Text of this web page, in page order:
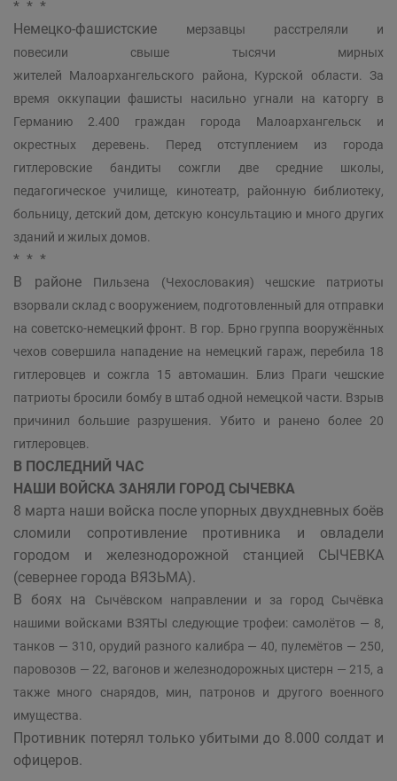
* * *
Немецко-фашистские
мерзавцы расстреляли и
повесили свыше тысячи мирных
жителей Малоархангельского района, Курской области. За
время оккупации фашисты насильно угнали на каторгу в
Германию 2.400 граждан города Малоархангельск и
окрестных деревень. Перед отступлением из города
гитлеровские бандиты сожгли две средние школы,
педагогическое училище, кинотеатр, районную библиотеку,
больницу, детский дом, детскую консультацию и много других
зданий и жилых домов.
* * *
В районе
Пильзена (Чехословакия) чешские патриоты
взорвали склад с вооружением, подготовленный для отправки
на советско-немецкий фронт. В гор. Брно группа вооружённых
чехов совершила нападение на немецкий гараж, перебила 18
гитлеровцев и сожгла 15 автомашин. Близ Праги чешские
патриоты бросили бомбу в штаб одной немецкой части. Взрыв
причинил большие разрушения. Убито и ранено более 20
гитлеровцев.
В ПОСЛЕДНИЙ ЧАС
НАШИ ВОЙСКА ЗАНЯЛИ ГОРОД СЫЧЕВКА
8 марта наши войска после упорных двухдневных боёв
сломили сопротивление противника и овладели
городом и железнодорожной станцией СЫЧЕВКА
(севернее города ВЯЗЬМА).
В боях на
Сычёвском направлении и за город Сычёвка
нашими войсками ВЗЯТЫ следующие трофеи: самолётов — 8,
танков — 310, орудий разного калибра — 40, пулемётов — 250,
паровозов — 22, вагонов и железнодорожных цистерн — 215, а
также много снарядов, мин, патронов и другого военного
имущества.
Противник потерял только убитыми до 8.000 солдат и
офицеров.